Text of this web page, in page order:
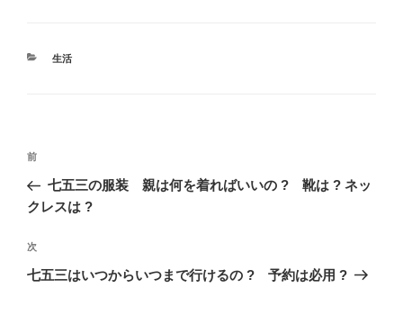
カ
生活
投
ナ
ゲ
ー
過
去
の
稿
前
七五三の服装 親は何を着ればいいの ? 靴は ? ネッ
クレスは ?
次
の
次
七五三はいつからいつまで行けるの ? 予約は必用 ?